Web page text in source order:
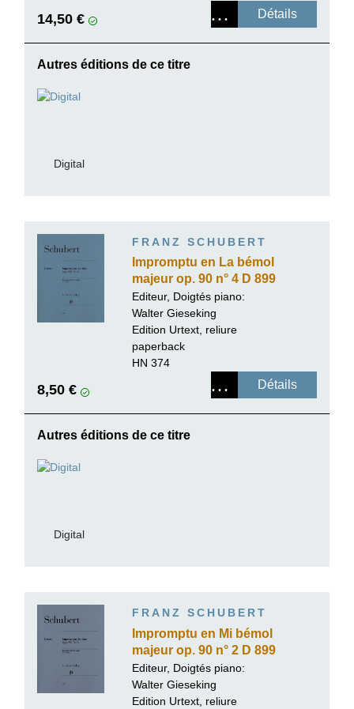
14,50 € Détails
Autres éditions de ce titre
Digital
FRANZ SCHUBERT
Impromptu en La bémol
majeur op. 90 n° 4 D 899
Editeur, Doigtés piano:
Walter Gieseking
Edition Urtext, reliure
paperback
HN 374
8,50 € Détails
Autres éditions de ce titre
Digital
FRANZ SCHUBERT
Impromptu en Mi bémol
majeur op. 90 n° 2 D 899
Editeur, Doigtés piano:
Walter Gieseking
Edition Urtext, reliure